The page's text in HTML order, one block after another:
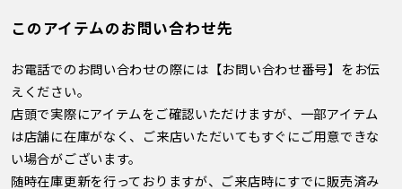
このアイテムのお問い合わせ先
お電話でのお問い合わせの際には【お問い合わせ番号】をお伝
えください。
店頭で実際にアイテムをご確認いただけますが、一部アイテム
は店舗に在庫がなく、ご来店いただいてもすぐにご用意できな
い場合がございます。
随時在庫更新を行っておりますが、ご来店時にすでに販売済み